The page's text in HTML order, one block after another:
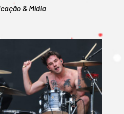
& Mídia